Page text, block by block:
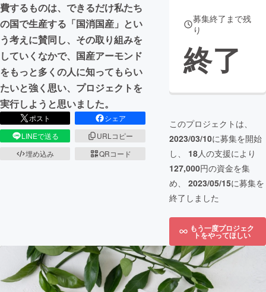
費するものは、できるだけ私たち
の国で生産する「国消国産」とい
う考えに賛同し、その取り組みを
していくなかで、国産アーモンド
をもっと多くの人に知ってもらい
たいと強く思い、プロジェクトを
実行しようと思いました。
ポスト
シェア
LINEで送る
URLコピー
埋め込み
QRコード
募集終了まで残
り
終了
このプロジェクトは、
2023/03/10に募集を開始
し、 18人の支援により
127,000円の資金を集
め、 2023/05/15に募集を
終了しました
もう一度プロジェク
トをやってほしい